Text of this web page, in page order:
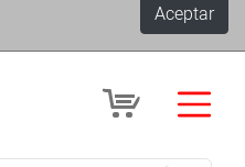
Aceptar